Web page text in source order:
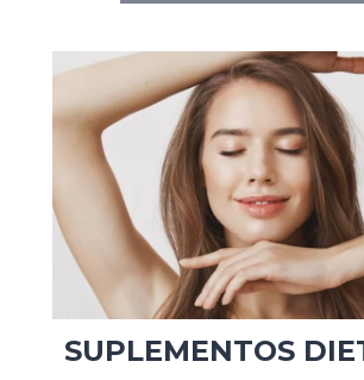
SUPLEMENTOS